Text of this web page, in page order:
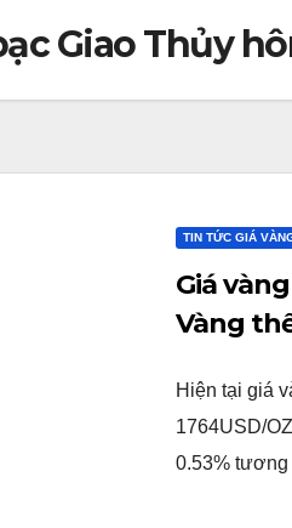
Giao Thủy
TIN TỨC GIÁ
Giá
Vàng
Hiện tại giá
1764USD/
0.53%